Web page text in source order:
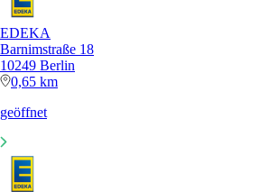
EDEKA
Barnimstraße 18
10249 Berlin
0,65 km
geöffnet